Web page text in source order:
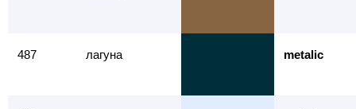
487 лагуна metalic